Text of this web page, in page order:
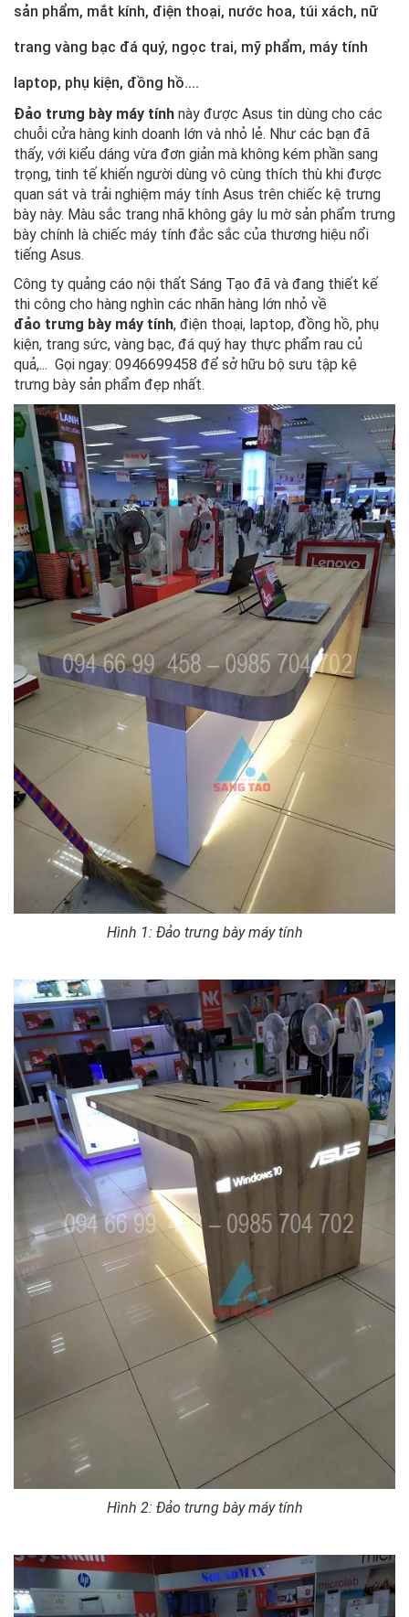
sản phẩm, mắt kính, điện thoại, nước hoa, túi xách, nữ
trang vàng bạc đá quý, ngọc trai, mỹ phẩm, máy tính
laptop, phụ kiện, đồng hồ....
Đảo trưng bày máy tính này được Asus tin dùng cho các
chuỗi cửa hàng kinh doanh lớn và nhỏ lẻ. Như các bạn đã
thấy, với kiểu dáng vừa đơn giản mà không kém phần sang
trọng, tinh tế khiến người dùng vô cùng thích thù khi được
quan sát và trải nghiệm máy tính Asus trên chiếc kệ trưng
bày này. Màu sắc trang nhã không gây lu mờ sản phẩm trưng
bày chính là chiếc máy tính đắc sắc của thương hiệu nổi
tiếng Asus.
Công ty quảng cáo nội thất Sáng Tạo đã và đang thiết kế
thi công cho hàng nghìn các nhãn hàng lớn nhỏ về
đảo trưng bày máy tính, điện thoại, laptop, đồng hồ, phụ
kiện, trang sức, vàng bạc, đá quý hay thực phẩm rau củ
quả,... Gọi ngay: 0946699458 để sở hữu bộ sưu tập kệ
trưng bày sản phẩm đẹp nhất.
Hình 1: Đảo trưng bày máy tính
Hình 2: Đảo trưng bày máy tính